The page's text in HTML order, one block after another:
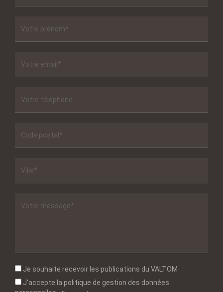
Je souhaite recevoir les publications du VALTOM
J'accepte la politique de gestion des données